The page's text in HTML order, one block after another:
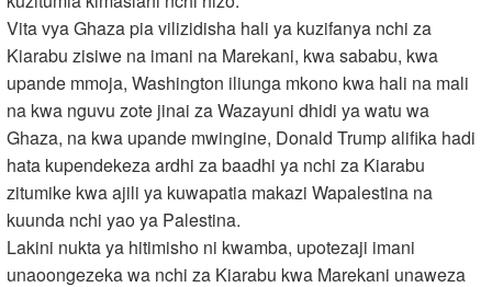
Vita vya Ghaza pia vilizidisha hali ya kuzifanya nchi za
Kiarabu zisiwe na imani na Marekani, kwa sababu, kwa
upande mmoja, Washington iliunga mkono kwa hali na mali
na kwa nguvu zote jinai za Wazayuni dhidi ya watu wa
Ghaza, na kwa upande mwingine, Donald Trump alifika hadi
hata kupendekeza ardhi za baadhi ya nchi za Kiarabu
zitumike kwa ajili ya kuwapatia makazi Wapalestina na
kuunda nchi yao ya Palestina.
Lakini nukta ya hitimisho ni kwamba, upotezaji imani
unaoongezeka wa nchi za Kiarabu kwa Marekani unaweza